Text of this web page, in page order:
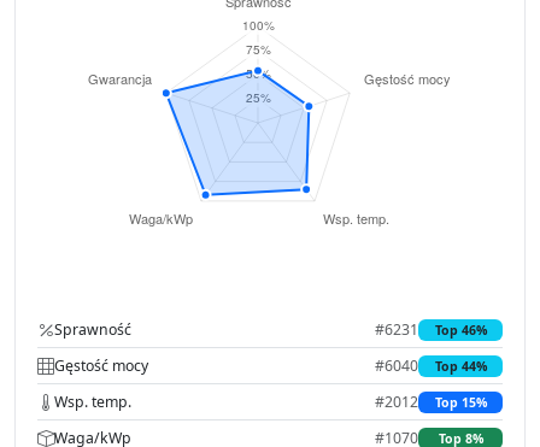
Sprawność #6231 Top 46%
Gęstość mocy #6040 Top 44%
Wsp. temp. #2012 Top 15%
Waga/kWp #1070 Top 8%